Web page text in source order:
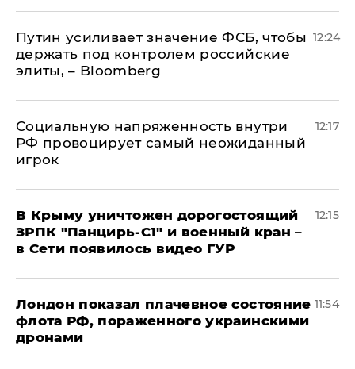
Путин усиливает значение ФСБ, чтобы
держать под контролем российские
элиты, – Bloomberg
12:24
Социальную напряженность внутри
РФ провоцирует самый неожиданный
игрок
12:17
В Крыму уничтожен дорогостоящий
ЗРПК "Панцирь-С1" и военный кран –
в Сети появилось видео ГУР
12:15
Лондон показал плачевное состояние
флота РФ, пораженного украинскими
дронами
11:54